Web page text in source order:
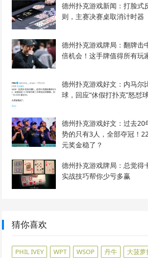
德州扑克游戏新闻：打脸式
则，主赛决赛桌取消计时器
德州扑克游戏牌局：翻牌击
倍机会！这手牌值得所有玩
德州扑克游戏好文：内马尔
球，回应“休假打扑克”怒怼
德州扑克游戏好文：过去20
势的只有3人，全部夺冠！
元奖金稳了？
德州扑克游戏牌局：总觉得
实战技巧帮你少亏多赢
猜你喜欢
PHIL IVEY WPT WSOP 丹牛 大菠萝